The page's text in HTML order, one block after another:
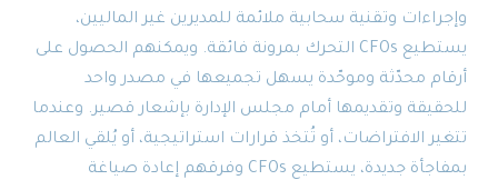
وإجراءات وتقنية سحابية ملائمة للمديرين غير الماليين،
يستطيع CFOs التحرك بمرونة فائقة. ويمكنهم الحصول على
أرقام محدّثة وموحّدة يسهل تجميعها في مصدر واحد
للحقيقة وتقديمها أمام مجلس الإدارة بإشعار قصير. وعندما
تتغير الافتراضات، أو تُتخذ قرارات استراتيجية، أو يُلقي العالم
بمفاجأة جديدة، يستطيع CFOs وفرقهم إعادة صياغة